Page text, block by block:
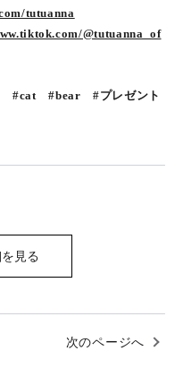
tutuanna
@tutuanna_of
#cat #bear #プレゼント
見る
次のページへ